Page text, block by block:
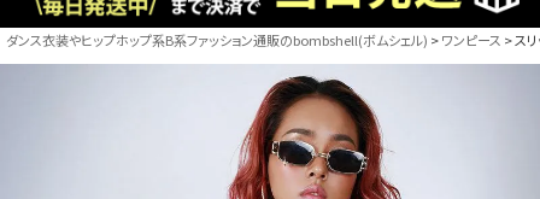
B/bomb
ダンス衣装やヒップホップ系B系ファッション通販のbombshell(ボムシェル) ワンピース ス